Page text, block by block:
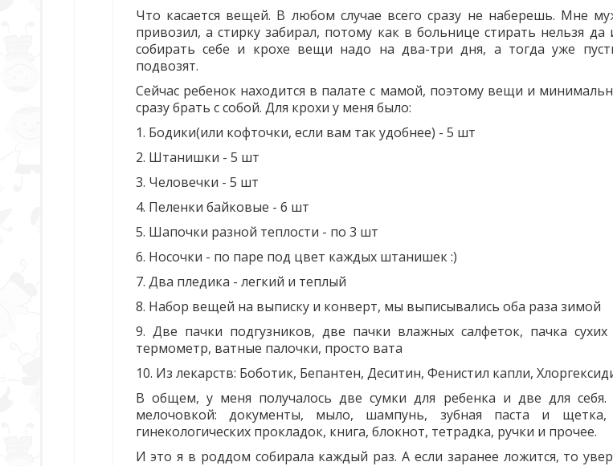
Что касается вещей. В любом случае всего сразу не наберешь. Мне
привозил, а стирку забирал, потому как в больнице стирать нельзя
собирать себе и крохе вещи надо на два-три дня, а тогда уже
подвозят.
Сейчас ребенок находится в палате с мамой, поэтому вещи и
сразу брать с собой. Для крохи у меня было:
1. Бодики(или кофточки, если вам так удобнее) - 5 шт
2. Штанишки - 5 шт
3. Человечки - 5 шт
4. Пеленки байковые - 6 шт
5. Шапочки разной теплости - по 3 шт
6. Носочки - по паре под цвет каждых штанишек :)
7. Два пледика - легкий и теплый
8. Набор вещей на выписку и конверт, мы выписывались оба раза зимой
9. Две пачки подгузников, две пачки влажных салфеток, пачка сухих
термометр, ватные палочки, просто вата
10. Из лекарств: Боботик, Бепантен, Деситин, Фенистил капли,
В общем, у меня получалось две сумки для ребенка и две для
мелочовкой: документы, мыло, шампунь, зубная паста и щетка,
гинекологических прокладок, книга, блокнот, тетрадка, ручки и прочее.
И это я в роддом собирала каждый раз. А если заранее ложится, то